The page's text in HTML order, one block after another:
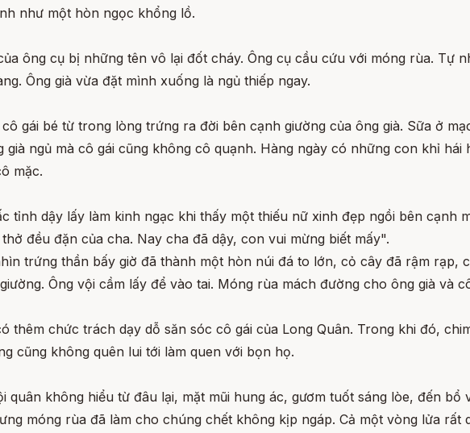
như một hòn ngọc khổng lồ.
ông cụ bị những tên vô lại đốt cháy. Ông cụ cầu cứu với móng rùa. Tự
Ông già vừa đặt mình xuống là ngủ thiếp ngay.
gái bé từ trong lòng trứng ra đời bên cạnh giường của ông già. Sữa ở
già ngủ mà cô gái cũng không cô quạnh. Hàng ngày có những con khỉ
mặc.
tỉnh dậy lấy làm kinh ngạc khi thấy một thiếu nữ xinh đẹp ngồi bên cạnh
đều đặn của cha. Nay cha đã dậy, con vui mừng biết mấy".
trứng thần bấy giờ đã thành một hòn núi đá to lớn, cỏ cây đã rậm
Ông vội cầm lấy để vào tai. Móng rùa mách đường cho ông già và
thêm chức trách dạy dỗ săn sóc cô gái của Long Quân. Trong khi đó,
cũng không quên lui tới làm quen với bọn họ.
quân không hiểu từ đâu lại, mặt mũi hung ác, gươm tuốt sáng lòe, đến
móng rùa đã làm cho chúng chết không kịp ngáp. Cả một vòng lửa